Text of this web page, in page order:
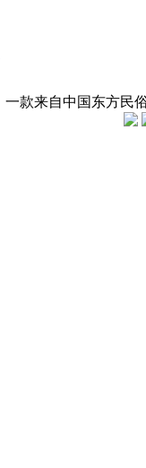
一款来自中国东方民